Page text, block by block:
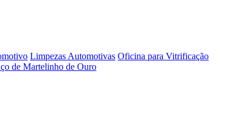
Limpezas Automotivas Oficina para Vitrificação
de Martelinho de Ouro